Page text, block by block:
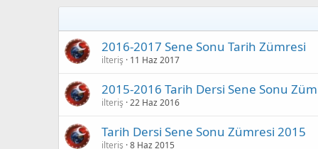
2016-2017 Sene Sonu Tarih Zümresi
ilteriş 11 Haz 2017
2015-2016 Tarih Dersi Sene Sonu
ilteriş 22 Haz 2016
Tarih Dersi Sene Sonu Zümresi 2015
ilteriş 8 Haz 2015